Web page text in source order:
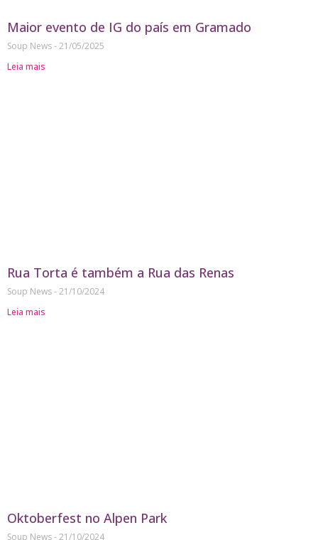
Maior evento de IG do país em Gramado
Soup News 21/05/2025
Leia mais
Rua Torta é também a Rua das Renas
Soup News 21/10/2024
Leia mais
Oktoberfest no Alpen Park
Soup News 21/10/2024